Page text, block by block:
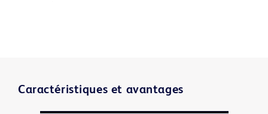
Caractéristiques et avantages